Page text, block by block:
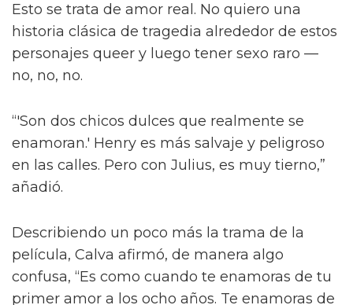
Esto se trata de amor real. No quiero una
historia clásica de tragedia alrededor de estos
personajes queer y luego tener sexo raro —
no, no, no.
“'Son dos chicos dulces que realmente se
enamoran.' Henry es más salvaje y peligroso
en las calles. Pero con Julius, es muy tierno,”
añadió.
Describiendo un poco más la trama de la
película, Calva afirmó, de manera algo
confusa, “Es como cuando te enamoras de tu
primer amor a los ocho años. Te enamoras de